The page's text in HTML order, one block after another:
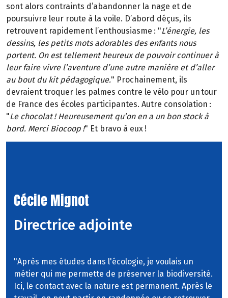
sont alors contraints d’abandonner la nage et de
poursuivre leur route à la voile. D’abord déçus, ils
retrouvent rapidement l’enthousiasme : "L’énergie, les
dessins, les petits mots adorables des enfants nous
portent. On est tellement heureux de pouvoir continuer à
leur faire vivre l’aventure d’une autre manière et d’aller
au bout du kit pédagogique." Prochainement, ils
devraient troquer les palmes contre le vélo pour un tour
de France des écoles participantes. Autre consolation :
"Le chocolat ! Heureusement qu’on en a un bon stock à
bord. Merci Biocoop !" Et bravo à eux !
Cécile Mignot
Directrice adjointe
"Après mes études dans l'écologie, je voulais un
métier qui me permette de préserver la biodiversité.
Ici, le contact avec la nature est permanent. Après le